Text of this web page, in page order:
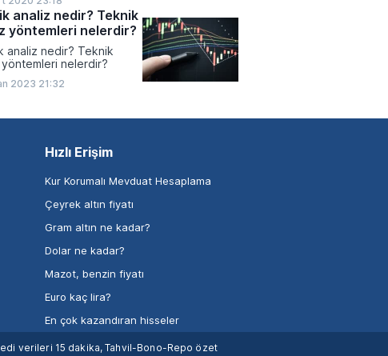
analiz nedir? Teknik
yöntemleri nelerdir?
analiz nedir? Teknik
nelerdir?
2023 21:32
Hızlı Erişim
Kur Korumalı Mevduat Hesaplama
Çeyrek altın fiyatı
Gram altın ne kadar?
Dolar ne kadar?
Mazot, benzin fiyatı
Euro kaç lira?
En çok kazandıran hisseler
verileri 15 dakika, Tahvil-Bono-Repo özet